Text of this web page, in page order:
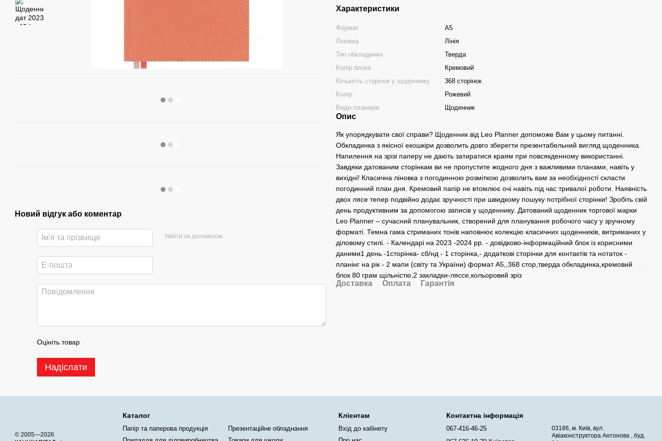
Новий відгук або коментар
Увійти за допомогою
Оцініть товар
Надіслати
Характеристики
Формат
А5
Ліновка
Лінія
Тип обкладинки
Тверда
Колір блока
Кремовий
Кількість сторінок у щоденнику
368 сторінок
Колір
Рожевий
Види планерів
Щоденник
Опис
Як упорядкувати свої справи? Щоденник від Leo Planner допоможе Вам у цьому питанні.
Обкладинка з якісної екошкіри дозволить довго зберегти презентабельний вигляд щоденника.
Напилення на зрізі паперу не дають затиратися краям при повсякденному використанні.
Завдяки датованим сторінкам ви не пропустите жодного дня з важливими планами, навіть у
вихідні! Класична ліновка з погодинною розміткою дозволить вам за необхідності скласти
погодинний план дня. Кремовий папір не втомлює очі навіть під час тривалої роботи. Наявність
двох лясе тепер подвійно додає зручності при швидкому пошуку потрібної сторінки! Зробіть свій
день продуктивним за допомогою записів у щоденнику. Датований щоденник торгової марки
Leo Planner – сучасний планувальник, створений для планування робочого часу у зручному
форматі. Темна гама стриманих тонів наповнює колекцію класичних щоденників, витриманих у
діловому стилі. - Календарі на 2023 -2024 рр. - довідково-інформаційний блок із корисними
даними1 день -1сторінка- сб/нд - 1 сторінка,- додаткові сторінки для контактів та нотаток -
планінг на рік - 2 мапи (світу та України) формат А5,,368 стор,тверда обкладинка,кремовий
блок 80 грам щільністю,2 закладки-ляссе,кольоровий зріз
Доставка Оплата Гарантія
© 2005—2026
Каталог
Папір та паперова продукція
Презентаційне обладнання
Клієнтам
Вхід до кабінету
Контактна інформація
067-416-46-25
03186, м. Київ, вул.
Авіаконструктора Антонова , буд.